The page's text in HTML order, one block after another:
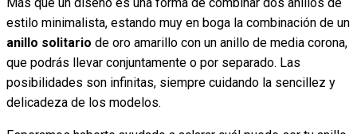
estilo minimalista, estando muy en boga la combinación de un
anillo solitario de oro amarillo con un anillo de media corona,
que podrás llevar conjuntamente o por separado. Las
posibilidades son infinitas, siempre cuidando la sencillez y
delicadeza de los modelos.